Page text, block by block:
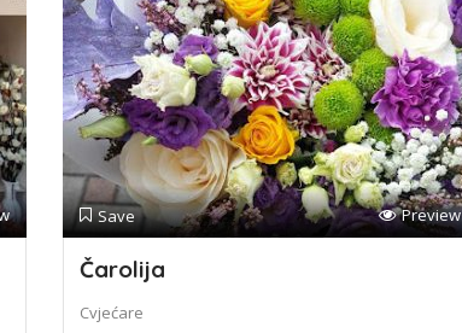
Save Preview
Čarolija
Cvjećare